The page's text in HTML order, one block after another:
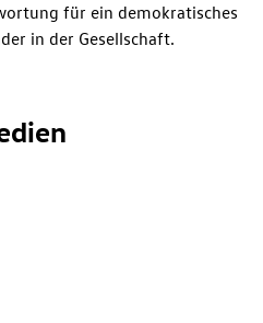
für ein demokratisches
in der Gesellschaft.